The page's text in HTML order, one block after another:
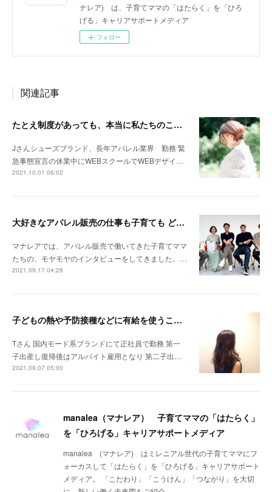
ナレア) は、子育てママの「はたらく」を「ひろ
げる」キャリアサポートメディア
フォロー
関連記事
たとえ制度があっても、本当に私たちのことをわかってくれていないと感じ追い詰められました
Jさんシューズブランド、長年アパレル業界 勤務 緊
急事態宣言の休業中にWEBスクールでWEBデザイ…
2021.10.01 06:02
大好きなアパレル販売の仕事も子育ても どちらも諦めない新しいはたらき方がここにあります
マナレアでは、アパレル販売で働いてきた子育てママ
たちの、モヤモヤのインタビューをしてきました。…
2021.09.17 04:28
子どもの熱や予防接種などに有給を使うことが出来ない雰囲気でした。
Tさん 国内モード系ブランドにて正社員で勤務 第一
子出産し復帰後はアルバイト雇用となり 第二子出…
2021.09.07 05:00
manalea（マナレア） 子育てママの「はたらく」
を「ひろげる」キャリアサポートメディア
manalea (マナレア) はミレニアル世代の子育てママにフ
ォーカスして「はたらく」を「ひろげる」キャリアサポート
メディア。 「こだわり」「こうけん」「つながり」を大切